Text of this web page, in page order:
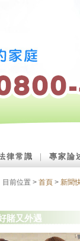
律常識 專家論
目前位置 > 首頁 > 新聞
賭又外遇